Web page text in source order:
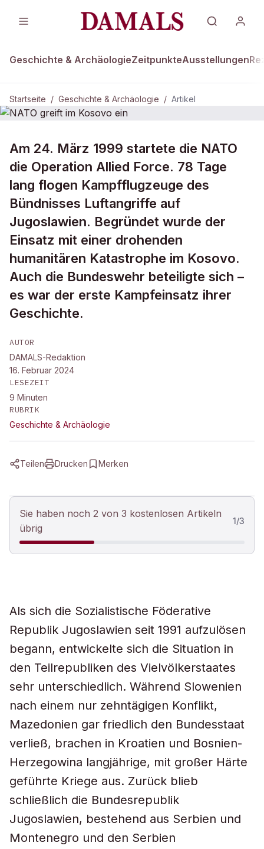
Geschichte & ArchäologieZeitpunkteAusstellungen
Startseite / Geschichte & Archäologie / Artikel
GESCHICHTE & ARCHÄOLOGIE
NATO greift im Kosovo ein
Am 24. März 1999 startete die NATO
die Operation Allied Force. 78 Tage
lang flogen Kampfflugzeuge des
Bündnisses Luftangriffe auf
Jugoslawien. Begründet wurde der
Einsatz mit einer drohenden
humanitären Katastrophe im Kosovo.
Auch die Bundeswehr beteiligte sich –
es war der erste Kampfeinsatz ihrer
Geschichte.
AUTOR
DAMALS-Redaktion
16. Februar 2024
LESEZEIT
9 Minuten
RUBRIK
Geschichte & Archäologie
Teilen Drucken Merken
Sie haben noch 2 von 3 kostenlosen Artikeln
übrig
1/3
Als sich die Sozialistische Föderative
Republik Jugoslawien seit 1991 aufzulösen
begann, entwickelte sich die Situation in
den Teilrepubliken des Vielvölkerstaates
sehr unterschiedlich. Während Slowenien
nach einem nur zehntägigen Konflikt,
Mazedonien gar friedlich den Bundesstaat
verließ, brachen in Kroatien und Bosnien-
Herzegowina langjährige, mit großer Härte
geführte Kriege aus. Zurück blieb
schließlich die Bundesrepublik
Jugoslawien, bestehend aus Serbien und
Montenegro und den Serbien